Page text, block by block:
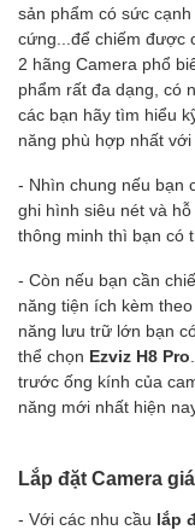
sản phẩm có sức
cứng...để chiếm được
2 hãng Camera phổ
phẩm rất đa dạng, có
các bạn hãy tìm hiểu
năng phù hợp nhất
- Nhìn chung nếu bạn
ghi hình siêu nét và
thông minh thì bạn có
- Còn nếu bạn cần
năng tiện ích kèm
năng lưu trữ lớn bạn
thể chọn Ezviz H8 Pro
trước ống kính của
năng mới nhất hiện
Lắp đặt Camera
- Với các nhu cầu lắp